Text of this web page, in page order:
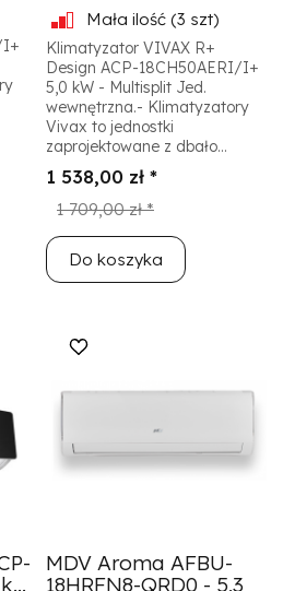
I+
Mała ilość (3 szt)
Klimatyzator VIVAX R+
Design ACP-18CH50AERI/I+
5,0 kW - Multisplit Jed.
wewnętrzna.- Klimatyzatory
Vivax to jednostki
zaprojektowane z dbało...
1 538,00 zł *
1 709,00 zł *
Do koszyka
MDV Aroma AFBU-
18HRFN8-QRD0 - 5,3